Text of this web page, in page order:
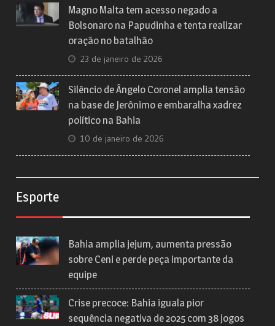
Magno Malta tem acesso negado a
Bolsonaro na Papudinha e tenta realizar
oração no batalhão
23 de janeiro de 2026
Silêncio de Ângelo Coronel amplia tensão
na base de Jerônimo e embaralha xadrez
político na Bahia
10 de janeiro de 2026
Esporte
Bahia amplia jejum, aumenta pressão
sobre Ceni e perde peça importante da
equipe
Crise precoce: Bahia iguala pior
sequência negativa de 2025 com 38 jogos